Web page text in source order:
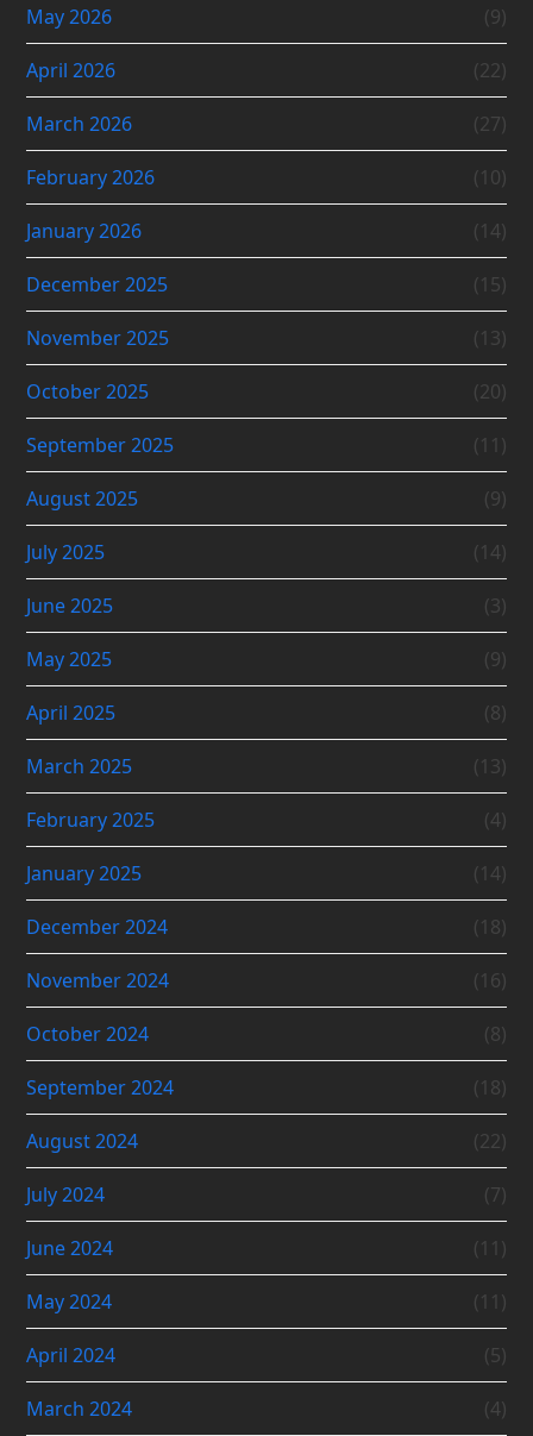
May 2026 (9)
April 2026 (22)
March 2026 (27)
February 2026 (10)
January 2026 (14)
December 2025 (15)
November 2025 (13)
October 2025 (20)
September 2025 (11)
August 2025 (9)
July 2025 (14)
June 2025 (3)
May 2025 (9)
April 2025 (8)
March 2025 (13)
February 2025 (4)
January 2025 (14)
December 2024 (18)
November 2024 (16)
October 2024 (8)
September 2024 (18)
August 2024 (22)
July 2024 (7)
June 2024 (11)
May 2024 (11)
April 2024 (5)
March 2024 (4)